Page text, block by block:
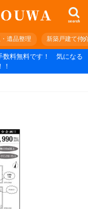
search
遺品整理 新築戸建て仲
数料無料です！ 気になる
！